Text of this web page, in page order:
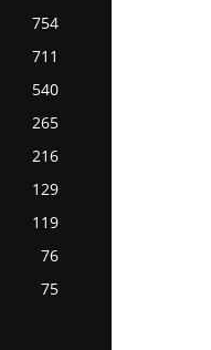
754
711
540
265
216
129
119
76
75